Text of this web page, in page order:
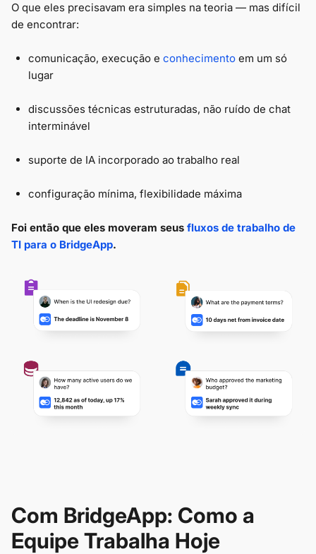
O que eles precisavam era simples na teoria — mas difícil
de encontrar:
comunicação, execução e conhecimento em um só
lugar
discussões técnicas estruturadas, não ruído de chat
interminável
suporte de IA incorporado ao trabalho real
configuração mínima, flexibilidade máxima
Foi então que eles moveram seus fluxos de trabalho de
TI para o BridgeApp.
Com BridgeApp: Como a
Equipe Trabalha Hoje